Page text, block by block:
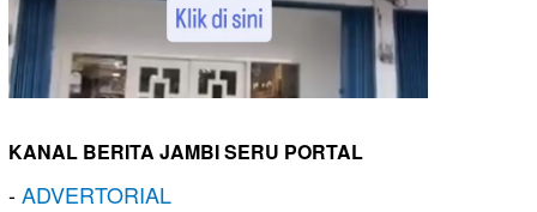
KANAL BERITA JAMBI SERU PORTAL
-ADVERTORIAL